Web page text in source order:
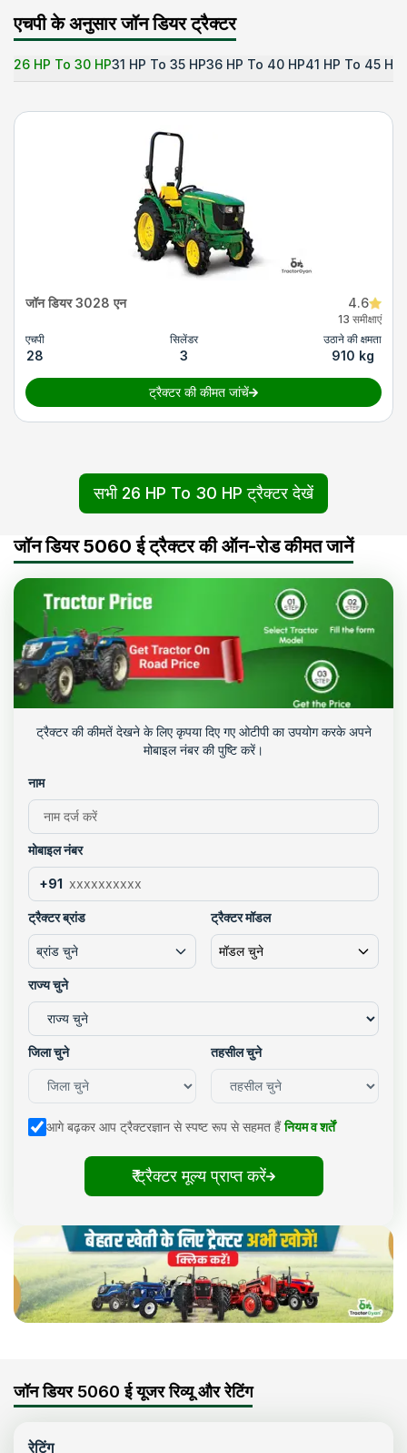
एचपी के अनुसार जॉन डियर ट्रैक्टर
26 HP To 30 HP31 HP To 35 HP36 HP To 40 HP41 HP To 45 HP
जॉन डियर 3028 एन 4.6
13 समीक्षाएं
एचपी
28
सिलेंडर
3
उठाने की क्षमता
910 kg
ट्रैक्टर की कीमत जांचें
सभी 26 HP To 30 HP ट्रैक्टर देखें
जॉन डियर 5060 ई ट्रैक्टर की ऑन-रोड कीमत जानें
ट्रैक्टर की कीमतें देखने के लिए कृपया दिए गए ओटीपी का उपयोग करके अपने
मोबाइल नंबर की पुष्टि करें।
नाम
मोबाइल नंबर
+91
ट्रैक्टर ब्रांड
ब्रांड चुने
ट्रैक्टर मॉडल
मॉडल चुने
राज्य चुने
जिला चुने तहसील चुने
आगे बढ़कर आप ट्रैक्टरज्ञान से स्पष्ट रूप से सहमत हैं नियम व शर्तें
₹ ट्रैक्टर मूल्य प्राप्त करें
जॉन डियर 5060 ई यूजर रिव्यू और रेटिंग
रेटिंग